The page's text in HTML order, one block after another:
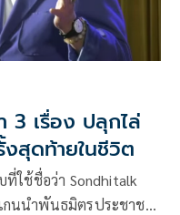
3 เรื่อง ปลุกไล่
งสุดท้ายในชีวิต
ใช้ชื่อว่า Sondhitalk
กนนำพันธมิตรประชาชน